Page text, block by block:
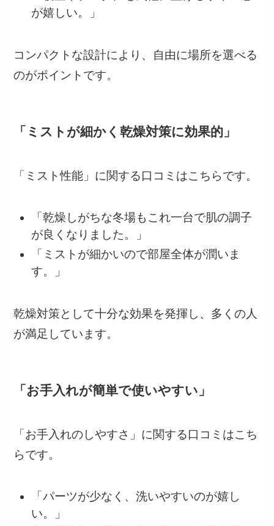
が嬉しい。」
コンパクトな設計により、自由に場所を選べる
のがポイントです。
「ミストが細かく乾燥対策に効果的」
「ミスト性能」に関する口コミはこちらです。
「乾燥しがちな冬場もこれ一台で肌の調子
が良くなりました。」
「ミストが細かいので部屋全体が潤いま
す。」
乾燥対策として十分な効果を発揮し、多くの人
が満足しています。
「お手入れが簡単で使いやすい」
「お手入れのしやすさ」に関する口コミはこち
らです。
「パーツが少なく、洗いやすいのが嬉し
い。」